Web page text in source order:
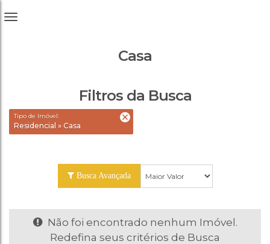
Casa
Filtros da Busca
Tipo de Imóvel:
Residencial » Casa
Busca Avançada
Não foi encontrado nenhum Imóvel.
Redefina seus critérios de Busca